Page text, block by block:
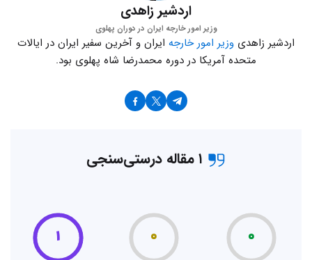
اردشیر زاهدی
وزیر امور خارجه ایران در دوران پهلوی
اردشیر زاهدی وزیر امور خارجه ایران و آخرین سفیر ایران در ایالات
متحده آمریکا در دوره محمدرضا شاه پهلوی بود.
۱ مقاله درستی‌سنجی
۰ ۰ ۱